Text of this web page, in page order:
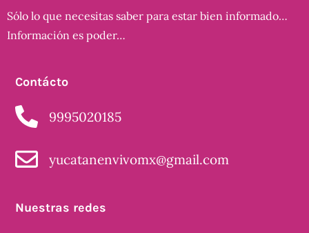
Sólo lo que necesitas saber para estar bien informado…
Información es poder…
Contácto
9995020185
yucatanenvivomx@gmail.com
Nuestras redes